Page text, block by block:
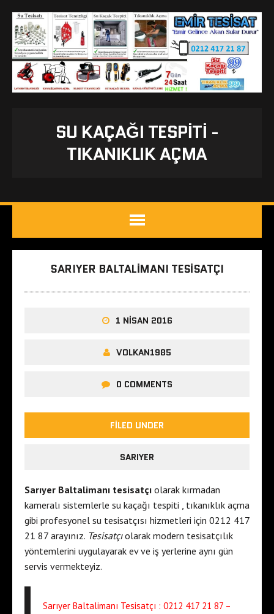
SU KAÇAĞI TESPITI -
TIKANIKLIK AÇMA
SARIYER BALTALIMANI TESISATÇI
1 NISAN 2016
VOLKAN1985
0 COMMENTS
FILED UNDER
SARIYER
Sarıyer Baltalimanı tesisatçı olarak kırmadan
kameralı sistemlerle su kaçağı tespiti , tıkanıklık açma
gibi profesyonel su tesisatçısı hizmetleri için 0212 417
21 87 arayınız. Tesisatçıolarak modern tesisatçılık
yöntemlerini uygulayarak ev ve iş yerlerine aynı gün
servis vermekteyiz.
Sarıyer Baltalimanı Tesisatçı : 0212 417 21 87 –